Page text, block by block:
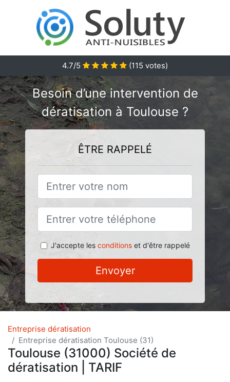
4.7/5 (115 votes)
Besoin d’une intervention de
dératisation à Toulouse ?
ÊTRE RAPPELÉ
J'accepte les conditionset d'être rappelé
Envoyer
Entreprise dératisation
Entreprise dératisation Toulouse (31)
Toulouse (31000) Société de
dératisation | TARIF